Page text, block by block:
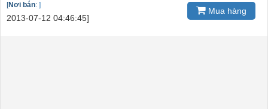
[Nơi bán: ]
2013-07-12 04:46:45]
Mua hàng